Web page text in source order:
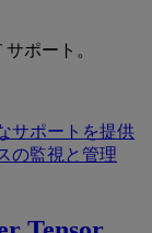
ポート。
サポートを提供
の監視と管理